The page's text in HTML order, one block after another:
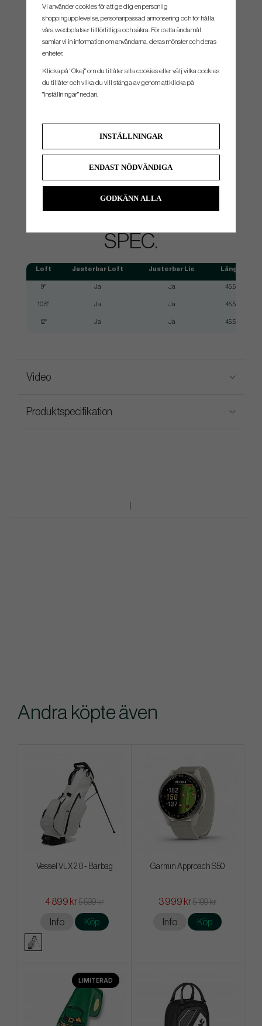
REBOUND FRAME
Here's what sets Launcher XL 2 apart from other Drivers - the unique ability to flex
twice. Like a spring within a spring, Rebound Frame technology adds a second ring of
flexibility that sits just behind the face, supported by extra stiffness in the rear of the
SPEC.
Loft Justerbar Loft Justerbar Lie Längd
9° Ja Ja 45.5"
10.5° Ja Ja 45.5"
12° Ja Ja 45.5"
Video
Produktspecifikation
Andra köpte även
Vessel VLX 2.0 - Bärbag
4 899 kr5 599 kr
Info Köp
Garmin Approach S50
3 999 kr5 199 kr
Info Köp
LIMITERAD
Vi använder cookies för att ge dig en personlig
shoppingupplevelse, personanpassad annonsering och för hålla
våra webbplatser tillförlitliga och säkra. För detta ändamål
samlar vi in information om användarna, deras mönster och deras
enheter.
Klicka på "Okej" om du tillåter alla cookies eller välj vilka cookies
du tillåter och vilka du vill stänga av genom att klicka på
"Inställningar" nedan.
INSTÄLLNINGAR
ENDAST NÖDVÄNDIGA
GODKÄNN ALLA